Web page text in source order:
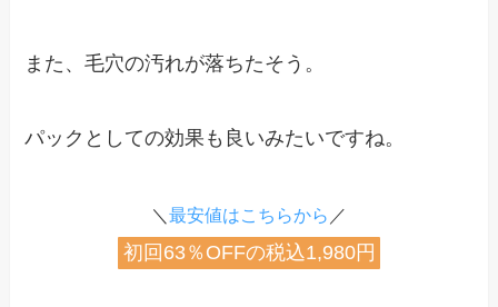
また、毛穴の汚れが落ちたそう。
パックとしての効果も良いみたいですね。
＼ 最安値はこちらから ／
初回63％OFFの税込1,980円